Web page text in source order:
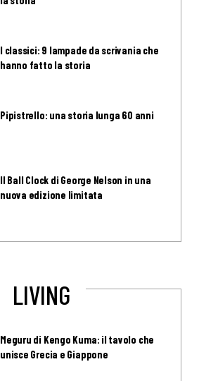
I classici: 9 lampade da scrivania che
hanno fatto la storia
Pipistrello: una storia lunga 60 anni
Il Ball Clock di George Nelson in una
nuova edizione limitata
LIVING
Meguru di Kengo Kuma: il tavolo che
unisce Grecia e Giappone